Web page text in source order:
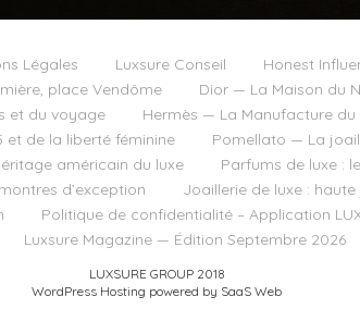
Légales Luxsure Conseil Honest
place Vendôme
Dior — La Maison du
et du voyage
Hermès — La Manufacture
et de la liberté féminine
Pomellato — La
américain du luxe
Parfums de luxe :
d’exception
Joaillerie de luxe :
Politique de confidentialité – Application
Luxsure Magazine — Édition Septembre 2026
LUXSURE GROUP 2018
WordPress Hosting powered by SaaS Web